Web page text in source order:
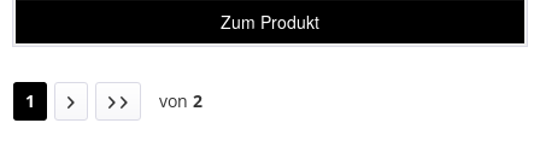
Zum Produkt
1 von 2